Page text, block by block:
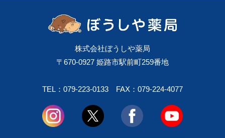
株式会社ぼうしや薬局
〒670-0927 姫路市駅前町259番地
TEL：079-223-0133 FAX：079-224-4077